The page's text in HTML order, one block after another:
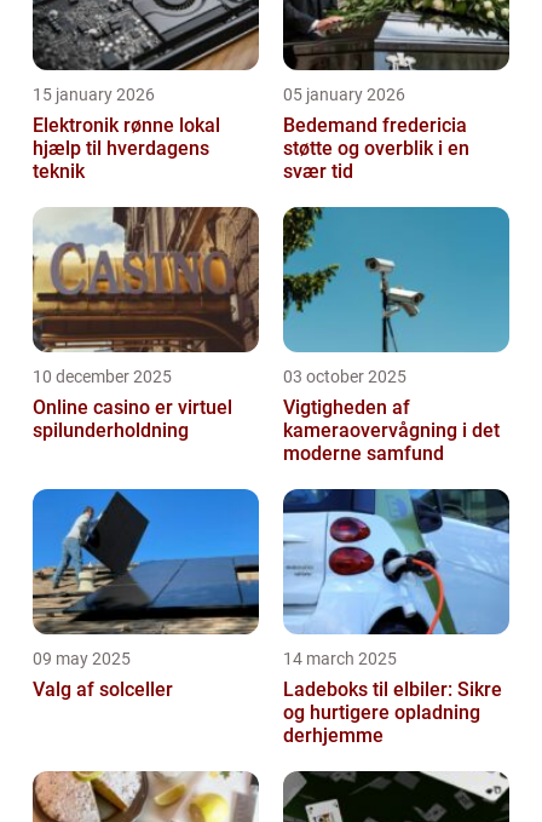
15 january 2026
Elektronik rønne lokal
hjælp til hverdagens
teknik
05 january 2026
Bedemand fredericia
støtte og overblik i en
svær tid
10 december 2025
Online casino er virtuel
spilunderholdning
03 october 2025
Vigtigheden af
kameraovervågning i det
moderne samfund
09 may 2025
Valg af solceller
14 march 2025
Ladeboks til elbiler: Sikre
og hurtigere opladning
derhjemme